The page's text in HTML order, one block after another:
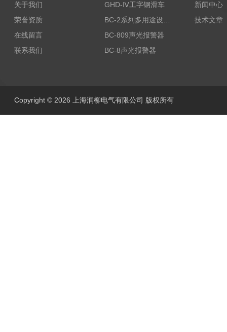
关于我们
荣誉资质
在线留言
联系我们
GHD-Ⅳ工字钢滑车
BC-809声光报警器
BC-8声光报警器
新闻中心
技术文章
Copyright © 2026 上海润柳电气有限公司 版权所有